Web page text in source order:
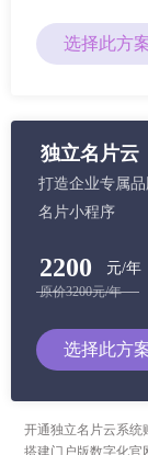
选择此方
独立名片云
打造企业专属品
名片小程序
2200
选择此方
元/年
开通独立名片云系统
搭建门户版数字化官
原价3200元/年